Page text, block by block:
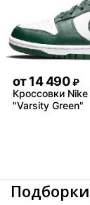
от14 490 ₽
Кроссовки
"Varsity Green"